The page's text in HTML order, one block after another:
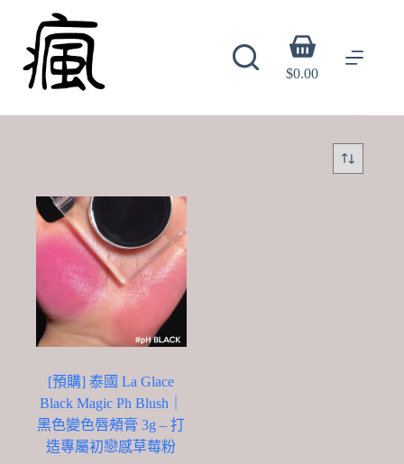
content
Shopping
cart
$0.00
[預購] 泰國 La Glace
Black Magic Ph Blush｜
黑色變色唇頰膏 3g – 打
造專屬初戀感草莓粉